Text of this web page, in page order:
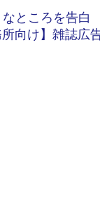
ところを告白
所向け】雑誌